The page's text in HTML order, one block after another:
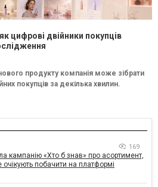
цифрові двійники покупців
продукту компанія може зібрати
покупців за декілька хвилин.
169
кампанію «Хто б знав» про асортимент,
очікують побачити на платформі